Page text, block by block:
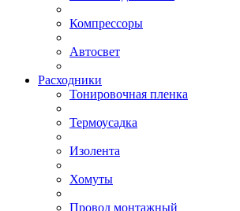
Компрессоры
Автосвет
Расходники
Тонировочная пленка
Термоусадка
Изолента
Хомуты
Провод монтажный